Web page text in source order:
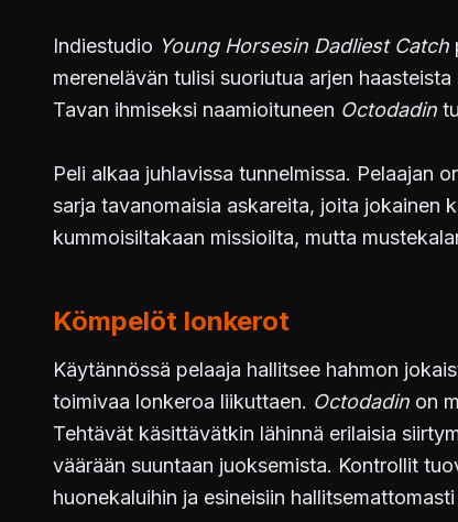
Indiestudio Young Horsesin Dadliest Catch
merenelävän tulisi suoriutua arjen
Tavan ihmiseksi naamioituneen Octodadin
Peli alkaa juhlavissa tunnelmissa. Pelaajan
sarja tavanomaisia askareita, joita jokainen
kummoisiltakaan missioilta, mutta
Kömpelöt lonkerot
Käytännössä pelaaja hallitsee hahmon
toimivaa lonkeroa liikuttaen. Octodadin on
Tehtävät käsittävätkin lähinnä erilaisia
väärään suuntaan juoksemista. Kontrollit
huonekaluihin ja esineisiin